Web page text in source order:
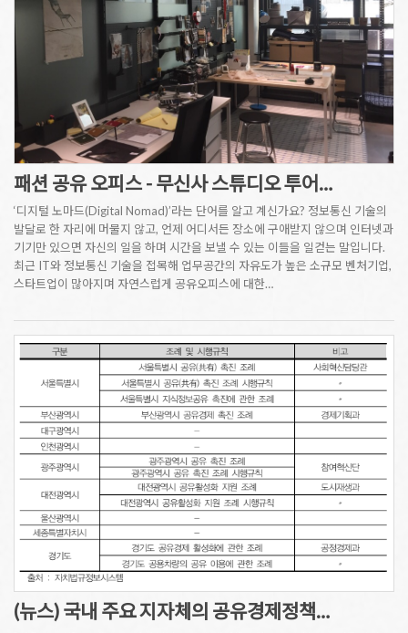
패션 공유 오피스 - 무신사 스튜디오 투어…
‘디지털 노마드(Digital Nomad)’라는 단어를 알고 계신가요? 정보통신 기술의
발달로 한 자리에 머물지 않고, 언제 어디서든 장소에 구애받지 않으며 인터넷과
기기만 있으면 자신의 일을 하며 시간을 보낼 수 있는 이들을 일컫는 말입니다.
최근 IT와 정보통신 기술을 접목해 업무공간의 자유도가 높은 소규모 벤처기업,
스타트업이 많아지며 자연스럽게 공유오피스에 대한…
(뉴스) 국내 주요 지자체의 공유경제정책…